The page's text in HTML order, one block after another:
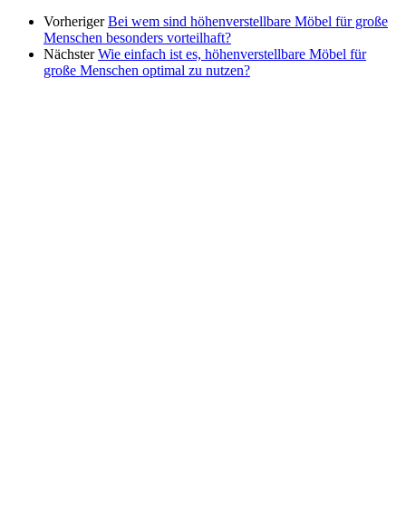
Vorheriger Bei wem sind höhenverstellbare Möbel für große
Menschen besonders vorteilhaft?
Nächster Wie einfach ist es, höhenverstellbare Möbel für
große Menschen optimal zu nutzen?